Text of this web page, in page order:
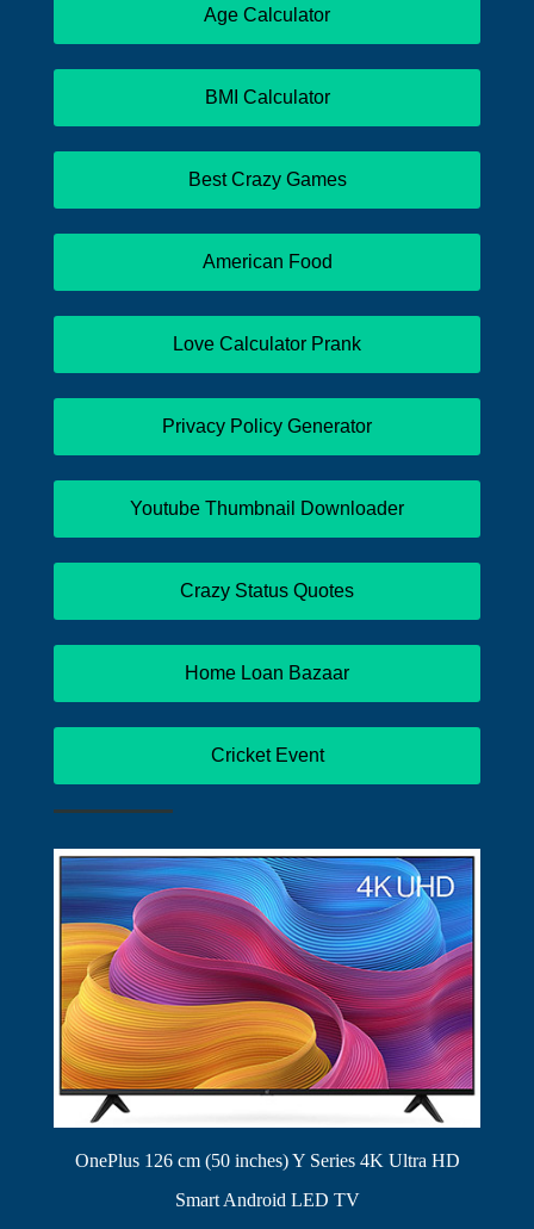
Age Calculator
BMI Calculator
Best Crazy Games
American Food
Love Calculator Prank
Privacy Policy Generator
Youtube Thumbnail Downloader
Crazy Status Quotes
Home Loan Bazaar
Cricket Event
OnePlus 126 cm (50 inches) Y Series 4K Ultra HD
Smart Android LED TV